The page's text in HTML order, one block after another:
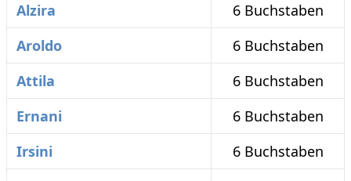
Alzira
6 Buchstaben
Aroldo
6 Buchstaben
Attila
6 Buchstaben
Ernani
6 Buchstaben
Irsini
6 Buchstaben